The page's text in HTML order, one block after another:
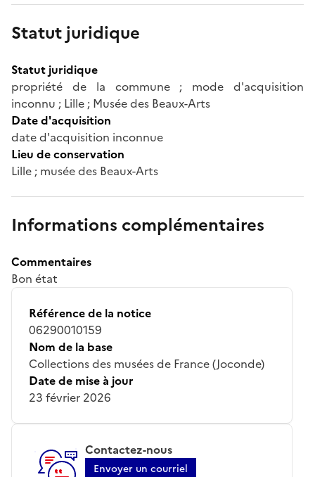
Statut juridique
Statut juridique
propriété de la commune ; mode d'acquisition
inconnu ; Lille ; Musée des Beaux-Arts
Date d'acquisition
date d'acquisition inconnue
Lieu de conservation
Lille ; musée des Beaux-Arts
Informations complémentaires
Commentaires
Bon état
Référence de la notice
06290010159
Nom de la base
Collections des musées de France (Joconde)
Date de mise à jour
23 février 2026
Contactez-nous
Envoyer un courriel